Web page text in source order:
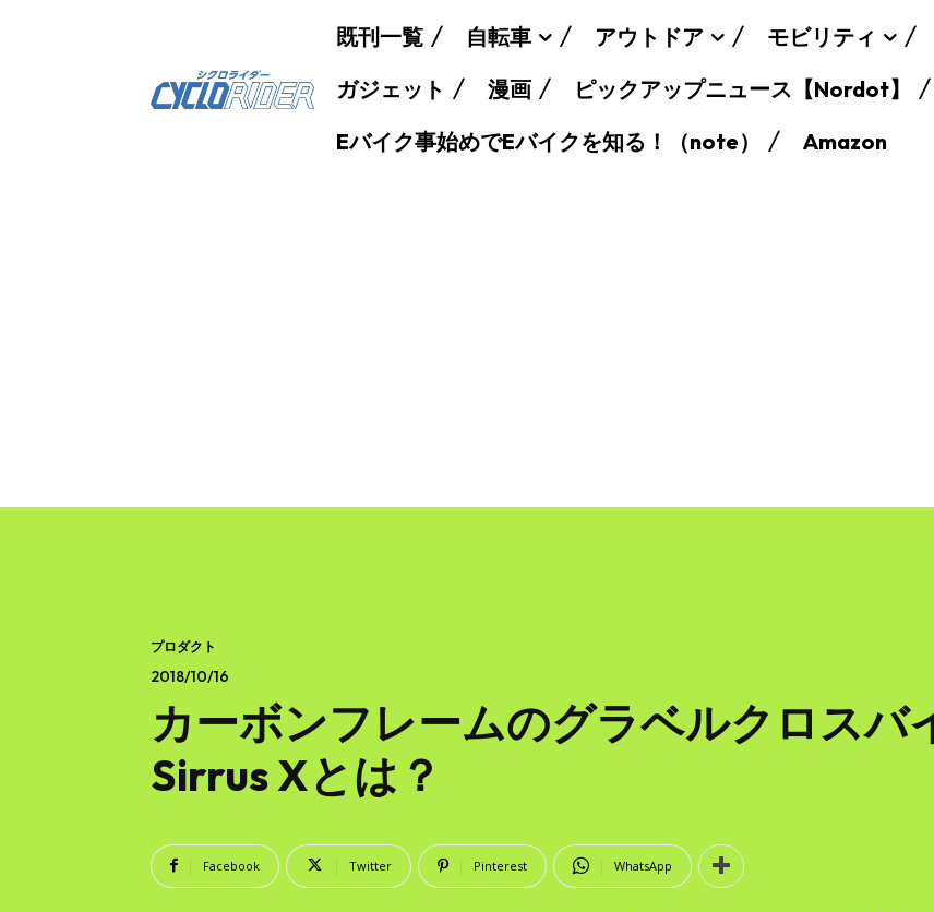
既刊一覧 自転車 アウトドア モビリティ
ガジェット
漫画
ピックアップニュース【Nordot】
Eバイク事始めでEバイクを知る！（note）
Amazon
プロダクト
2018/10/16
カーボンフレームのグラベルクロスバ
Sirrus Xとは？
Facebook Twitter Pinterest WhatsApp